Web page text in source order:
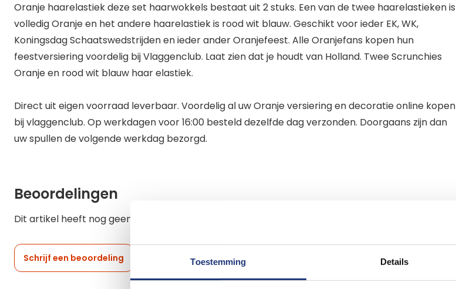
Toestemming Details
Oranje haarelastiek deze set haarwokkels bestaat uit 2 stuks. Een van de twee haarelastieken is
volledig Oranje en het andere haarelastiek is rood wit blauw. Geschikt voor ieder EK, WK,
Koningsdag Schaatswedstrijden en ieder ander Oranjefeest. Alle Oranjefans kopen hun
feestversiering voordelig bij Vlaggenclub. Laat zien dat je houdt van Holland. Twee Scrunchies
Oranje en rood wit blauw haar elastiek.
Direct uit eigen voorraad leverbaar. Voordelig al uw Oranje versiering en decoratie online kopen
bij vlaggenclub. Op werkdagen voor 16:00 besteld dezelfde dag verzonden. Doorgaans zijn dan
uw spullen de volgende werkdag bezorgd.
Beoordelingen
Dit artikel heeft nog geen beoordelingen.
Schrijf een beoordeling